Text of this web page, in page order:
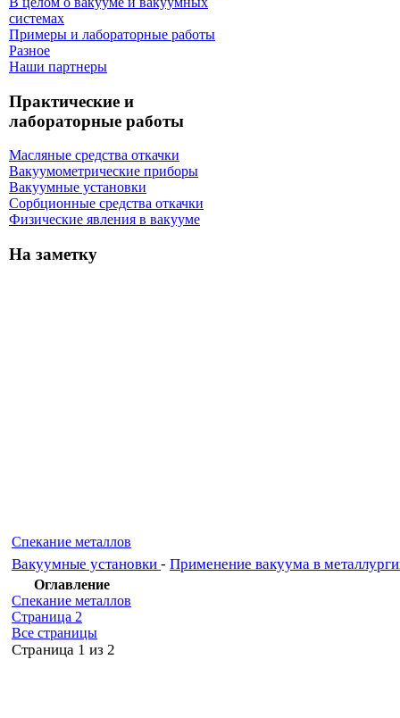
системах
Примеры и лабораторные работы
Разное
Наши партнеры
Практические и
лабораторные работы
Масляные средства откачки
Вакуумометрические приборы
Вакуумные установки
Сорбционные средства откачки
Физические явления в вакууме
На заметку
Спекание металлов
Вакуумные установки - Применение вакуума в
Оглавление
Спекание металлов
Страница 2
Все страницы
Cтраница 1 из 2